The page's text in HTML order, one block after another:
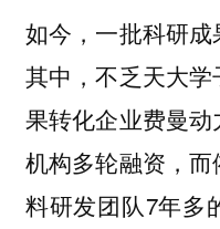
如今，一批科研成
其中，不乏天大
果转化企业费曼
机构多轮融资，
料研发团队7年多